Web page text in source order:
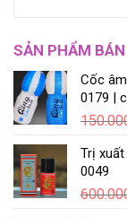
SẢN PHẨM
Cốc
0179 |
Trị xuất
0049